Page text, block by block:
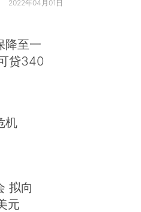
2022年04月01日
降至一
贷340
机
拟向
元